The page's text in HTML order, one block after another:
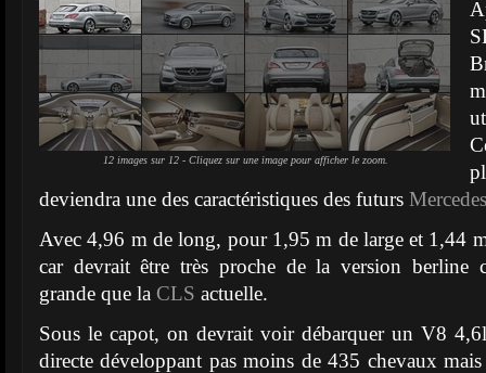
12 images sur 12 - Cliquez sur une image pour afficher le zoom.
deviendra une des caractéristiques des futurs Mercedes
Avec 4,96 m de long, pour 1,95 m de large et 1,44
car devrait être très proche de la version berline
grande que la CLS actuelle.
Sous le capot, on devrait voir débarquer un V8
directe développant pas moins de 435 chevaux